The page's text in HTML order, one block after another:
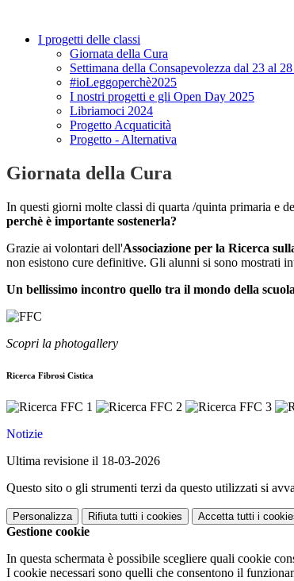
I progetti delle classi
Giornata della Cura
Settimana della Consapevolezza dal 23 al
#ioLeggoperchè2025
I nostri progetti e gli Open Day 2025
Libriamoci 2024
Progetto Acquaticità
Progetto - Alternativa
Giornata della Cura
In questi giorni molte classi di quarta /quinta primaria e
perchè è importante sostenerla?
Grazie ai volontari dell'Associazione per la Ricerca
non esistono cure definitive. Gli alunni si sono mostrati
Un bellissimo incontro quello tra il mondo della
Scopri la photogallery
Ricerca Fibrosi Cistica
Notizie
Ultima revisione il 18-03-2026
Questo sito o gli strumenti terzi da questo utilizzati si
Personalizza Rifiuta tutti i cookies Accetta tutti i
Gestione cookie
In questa schermata è possibile scegliere quali cookie
I cookie necessari sono quelli che consentono il